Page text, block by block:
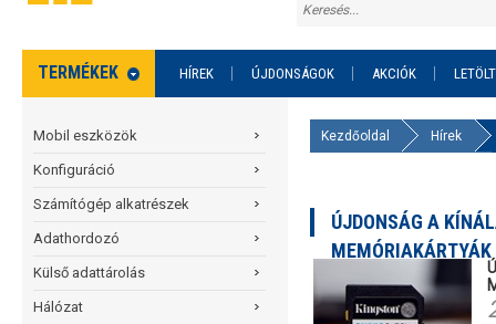
TERMÉKEK HÍREK ÚJDONSÁGOK AKCIÓK
Mobil eszközök
Konfiguráció
Számítógép alkatrészek
Adathordozó
Külső adattárolás
Hálózat
Kezdőoldal Hírek
ÚJDONSÁG A
MEMÓRIAKÁRTYÁK